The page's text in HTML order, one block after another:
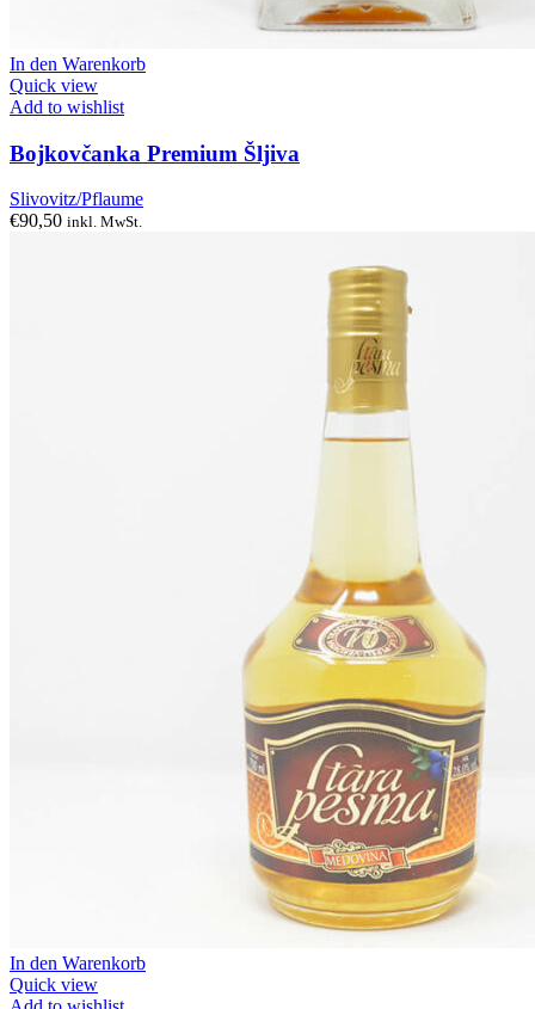
In den Warenkorb
Quick view
Add to wishlist
Bojkovčanka Premium Šljiva
Slivovitz/Pflaume
€90,50 inkl. MwSt.
In den Warenkorb
Quick view